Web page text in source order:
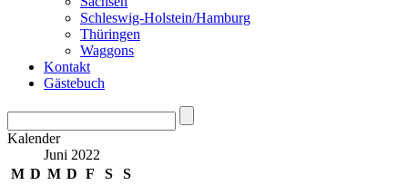
Schleswig-Holstein/Hamburg
Thüringen
Waggons
Kontakt
Gästebuch
Kalender
Juni 2022
M D M D F S
S